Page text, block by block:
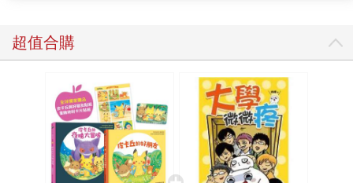
邊，對我們父母是好事。 妹妹總是習慣藏起對姊姊的羨慕，
很快的就接受爸比的安排，反正他也愛吃，是個吃貨，讀餐
院。不失為更好的結果。 「爸比，你說的這個高職，補習班
老師還有學霸同學說很爛是個學店？你為什麼要選這校？」
「孩子，學校很好。你要學會多思考。為什麼補習班老師還
有學霸同學說不好，主要原因是他們看不上私立高職，所以
每間學校都很爛。你不用理會他們說什麼。 你考完會考，高
超值合購